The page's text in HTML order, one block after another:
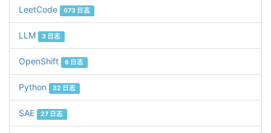
LeetCode 673 日志
LLM 3 日志
OpenShift 6 日志
Python 32 日志
SAE 27 日志